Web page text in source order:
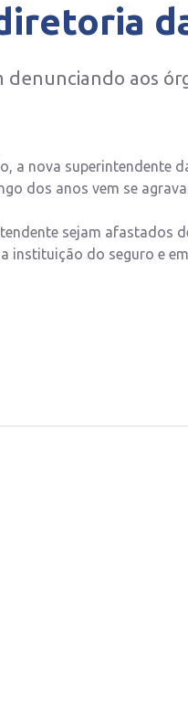
denunciando aos
a nova superintendente
dos anos vem se
sejam afastados
instituição do seguro e